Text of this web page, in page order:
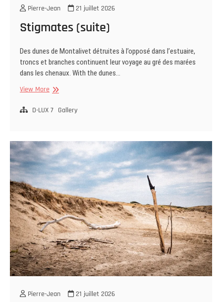
Pierre-Jean 21 juillet 2026
Stigmates (suite)
Des dunes de Montalivet détruites à l’opposé dans l’estuaire,
troncs et branches continuent leur voyage au gré des marées
dans les chenaux. With the dunes…
View More Stigmates
D-LUX 7 Gallery
Pierre-Jean 21 juillet 2026